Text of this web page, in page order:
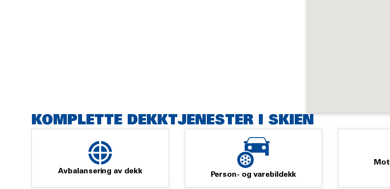
KOMPLETTE DEKKTJENESTER I SKIEN
Avbalansering av dekk
Person- og varebildekk